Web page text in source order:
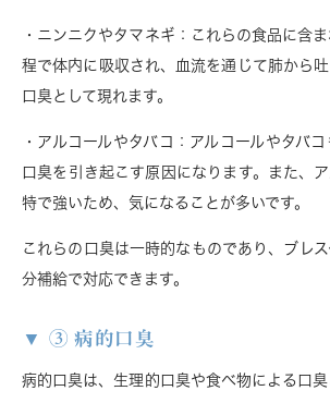
・ニンニクやタマネギ ：これらの食品に含
程で体内に吸収され、血流を通じて肺から吐
口臭として現れます。
・アルコールやタバコ
：アルコールやタバ
口臭を引き起こす原因になります。また、
特で強いため、気になることが多いです。
これらの口臭は一時的なものであり、ブレ
分補給で対応できます。
③ 病的口臭
病的口臭は、生理的口臭や食べ物による口